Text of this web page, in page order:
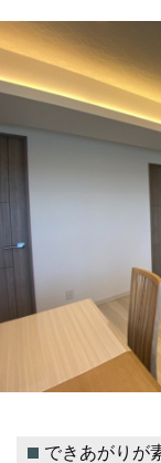
できあがりが